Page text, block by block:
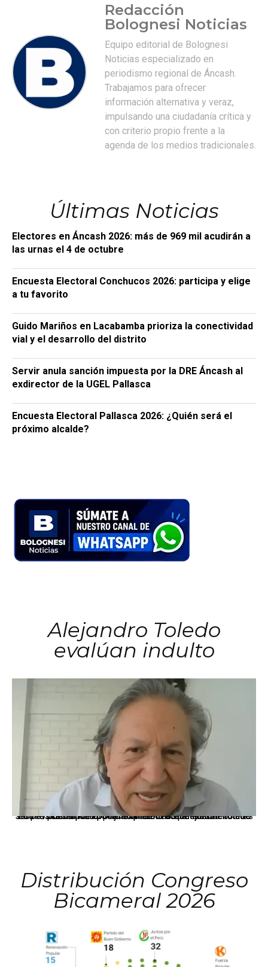
Redacción
Bolognesi Noticias
Equipo editorial de Bolognesi
Noticias especializado en
periodismo regional de Áncash.
Trabajamos para ofrecer
información alternativa y veraz,
impulsando una ciudadanía crítica y
con criterio propio frente a la
agenda de los medios tradicionales.
Últimas Noticias
Electores en Áncash 2026: más de 969 mil acudirán a
las urnas el 4 de octubre
Encuesta Electoral Conchucos 2026: participa y elige
a tu favorito
Guido Mariños en Lacabamba prioriza la conectividad
vial y el desarrollo del distrito
Servir anula sanción impuesta por la DRE Áncash al
exdirector de la UGEL Pallasca
Encuesta Electoral Pallasca 2026: ¿Quién será el
próximo alcalde?
Alejandro Toledo
evalúan indulto
La presidenta Keiko Fujimori informó que la solicitud de indulto presentada por el expresidente Alejandro Toledo será evaluada por la Comisión de Gracias Presidenciales conforme al procedimiento establecido.
Distribución Congreso
Bicameral 2026